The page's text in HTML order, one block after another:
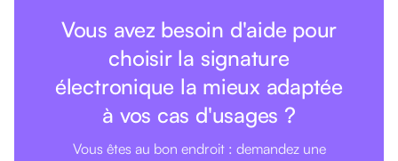
Vous avez besoin d'aide pour
choisir la signature
électronique la mieux adaptée
à vos cas d'usages ?
Vous êtes au bon endroit : demandez une